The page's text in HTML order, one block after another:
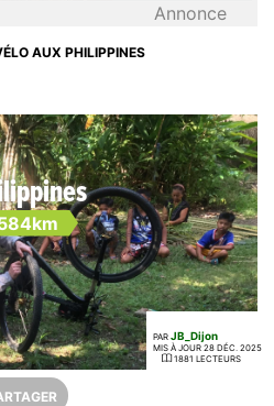
Annonce
AUX PHILIPPINES
PAR JB_Dijon
MIS À JOUR 28 DÉC. 2025
1881 LECTEURS